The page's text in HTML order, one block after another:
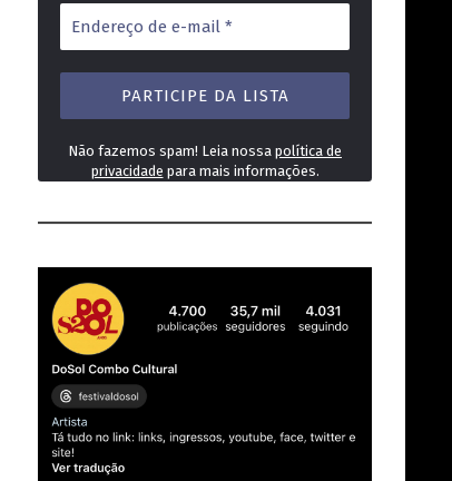
Endereço
de
e-
mail
Não fazemos spam! Leia nossa política de
privacidade para mais informações.